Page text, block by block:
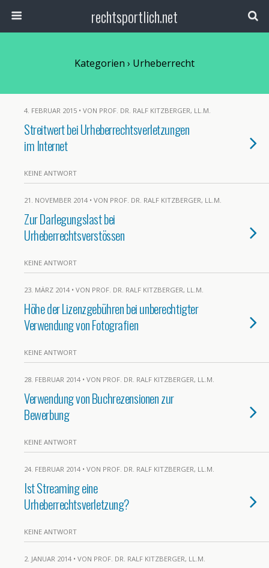
rechtsportlich.net
Kategorien › Urheberrecht
4. FEBRUAR 2015 • VON PROF. DR. RALF KITZBERGER, LL.M.
Streitwert bei Urheberrechtsverletzungen
im Internet
KEINE ANTWORT
21. NOVEMBER 2014 • VON PROF. DR. RALF KITZBERGER, LL.M.
Zur Darlegungslast bei
Urheberrechtsverstössen
KEINE ANTWORT
23. MÄRZ 2014 • VON PROF. DR. RALF KITZBERGER, LL.M.
Höhe der Lizenzgebühren bei unberechtigter
Verwendung von Fotografien
KEINE ANTWORT
28. FEBRUAR 2014 • VON PROF. DR. RALF KITZBERGER, LL.M.
Verwendung von Buchrezensionen zur
Bewerbung
KEINE ANTWORT
24. FEBRUAR 2014 • VON PROF. DR. RALF KITZBERGER, LL.M.
Ist Streaming eine
Urheberrechtsverletzung?
KEINE ANTWORT
2. JANUAR 2014 • VON PROF. DR. RALF KITZBERGER, LL.M.